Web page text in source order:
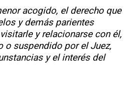
acogido, el derecho que
y demás parientes
y relacionarse con él,
o suspendido por el Juez,
y el interés del